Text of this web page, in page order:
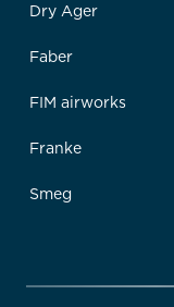
Dry Ager
Faber
FIM airworks
Franke
Smeg